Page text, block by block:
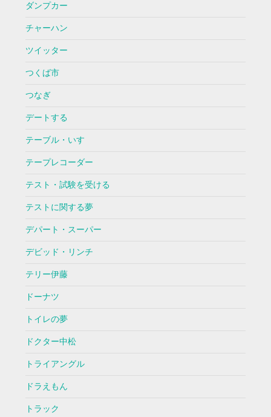
ダンプカー
チャーハン
ツイッター
つくば市
つなぎ
デートする
テーブル・いす
テープレコーダー
テスト・試験を受ける
テストに関する夢
デパート・スーパー
デビッド・リンチ
テリー伊藤
ドーナツ
トイレの夢
ドクター中松
トライアングル
ドラえもん
トラック